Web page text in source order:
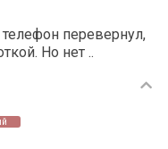
перевернул,
Но нет ..